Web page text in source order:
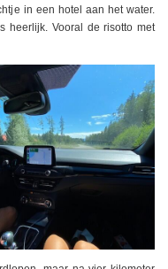
in een hotel aan het water.
heerlijk. Vooral de risotto met